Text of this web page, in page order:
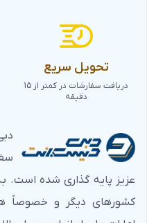
تحویل سریع
دریافت سفارشات در کمتر از 15
دقیقه
عزیز پایه گذاری شده است.
کشورهای دیگر و خصوصاً